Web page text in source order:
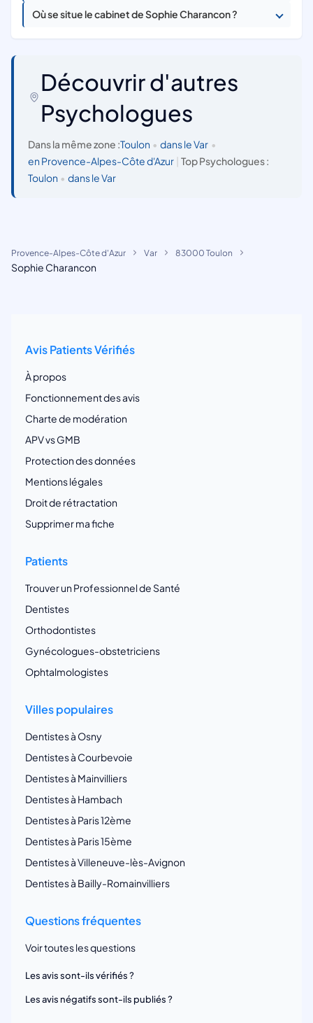
Où se situe le cabinet de Sophie Charancon ?
Découvrir d'autres
Psychologues
Dans la même zone :Toulon • dans le Var •
en Provence-Alpes-Côte d'Azur
Top Psychologues :
Toulon • dans le Var
Provence-Alpes-Côte d'Azur Var 83000 Toulon
Sophie Charancon
Avis Patients Vérifiés
À propos
Fonctionnement des avis
Charte de modération
APV vs GMB
Protection des données
Mentions légales
Droit de rétractation
Supprimer ma fiche
Patients
Trouver un Professionnel de Santé
Dentistes
Orthodontistes
Gynécologues-obstetriciens
Ophtalmologistes
Villes populaires
Dentistes à Osny
Dentistes à Courbevoie
Dentistes à Mainvilliers
Dentistes à Hambach
Dentistes à Paris 12ème
Dentistes à Paris 15ème
Dentistes à Villeneuve-lès-Avignon
Dentistes à Bailly-Romainvilliers
Questions fréquentes
Voir toutes les questions
Les avis sont-ils vérifiés ?
Les avis négatifs sont-ils publiés ?